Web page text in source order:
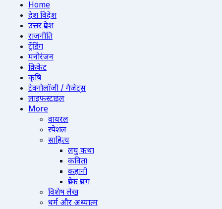
Home
देश विदेश
उत्तर प्रदेश
राजनीति
ट्रेंडिंग
मनोरंजन
क्रिकेट
कृषि
टेक्नोलॉजी / गैजेट्स
लाइफस्टाइल
More
वायरल
स्पेशल
साहित्य
लघु कथा
कविता
कहानी
प्रेरक प्रसंग
विशेष लेख
धर्म और अध्यात्म